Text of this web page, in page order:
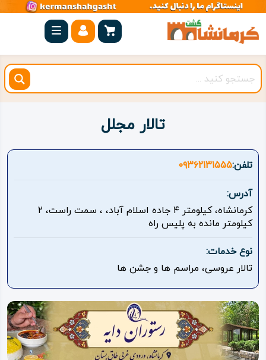
صفحه
اصلی
کرمانشاه
شهرستان
بیستون
روستاهای
هدف
اقامتگاه
ویژه
درباره
ما
تالار مجلل
تلفن:۰۹۳۶۲۱۳۱۵۵۵
آدرس:
کرمانشاه، کیلومتر ۴ جاده اسلام آباد، ، سمت راست، ۲
کیلومتر مانده به پلیس راه
نوع خدمات:
تالار عروسی، مراسم ها و جشن ها